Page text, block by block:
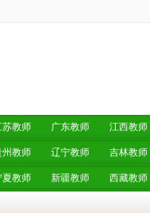
苏教师 广东教师 江西教师
州教师 辽宁教师 吉林教师
夏教师 新疆教师 西藏教师